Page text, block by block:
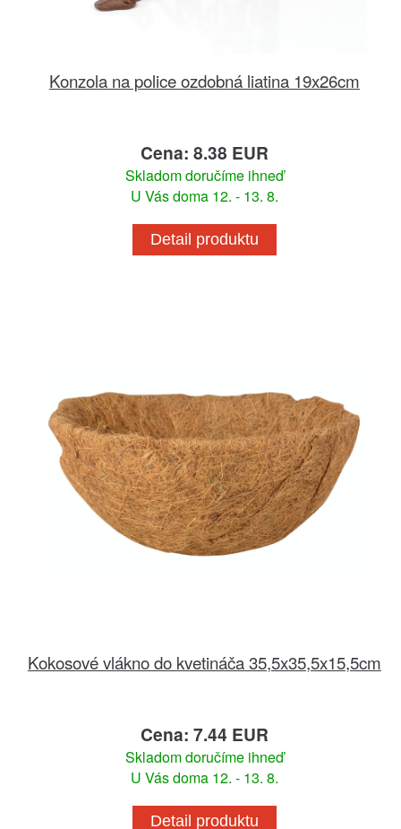
Konzola na police ozdobná liatina 19x26cm
Cena: 8.38 EUR
Skladom doručíme ihneď
U Vás doma 12. - 13. 8.
Detail produktu
Kokosové vlákno do kvetináča 35,5x35,5x15,5cm
Cena: 7.44 EUR
Skladom doručíme ihneď
U Vás doma 12. - 13. 8.
Detail produktu